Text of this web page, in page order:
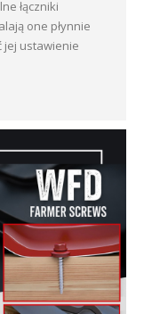
one płynnie
ustawienie